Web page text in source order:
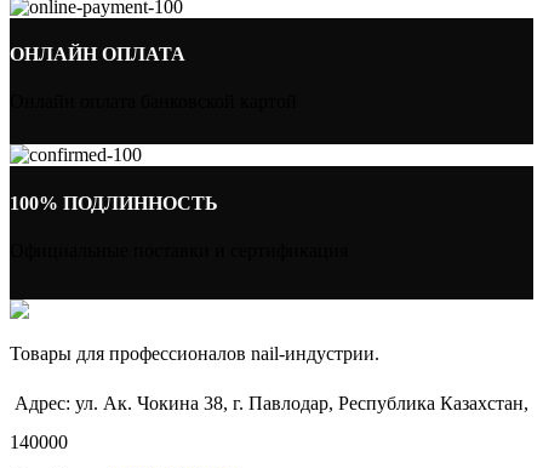
ОНЛАЙН ОПЛАТА
100% ПОДЛИННОСТЬ
Товары для профессионалов nail-индустрии.
Адрес: ул. Ак. Чокина 38, г. Павлодар, Республика Казахстан,
140000